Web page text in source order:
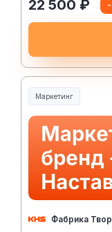
22 500 ₽
Маркетинг
Фабрика